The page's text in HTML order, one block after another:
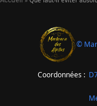
©
Coordonnées :